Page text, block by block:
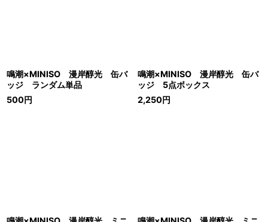
鳴潮×MINISO 漫岸醇光 缶バ
ッジ ランダム単品
500円
鳴潮×MINISO 漫岸醇光 缶バ
ッジ 5点ボックス
2,250円